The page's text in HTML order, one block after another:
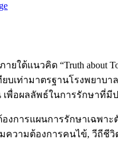
ยใต้แนวคิด “Truth about
ยบเท่ามาตรฐานโรงพยา
พื่อผลลัพธ์ในการรักษาที่มี
งการแผนการรักษาเฉพา
วามต้องการคนไข้, วีถีชีวิ